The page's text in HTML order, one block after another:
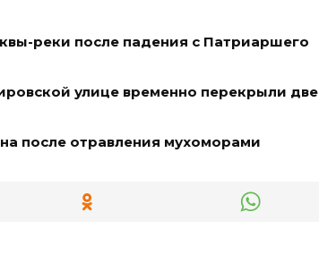
реки после падения с Патриаршего
улице временно перекрыли две
после отравления мухоморами